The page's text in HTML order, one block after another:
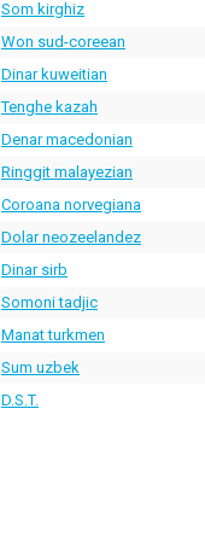
Som kirghiz
Won sud-coreean
Dinar kuweitian
Tenghe kazah
Denar macedonian
Ringgit malayezian
Coroana norvegiana
Dolar neozeelandez
Dinar sirb
Somoni tadjic
Manat turkmen
Sum uzbek
D.S.T.